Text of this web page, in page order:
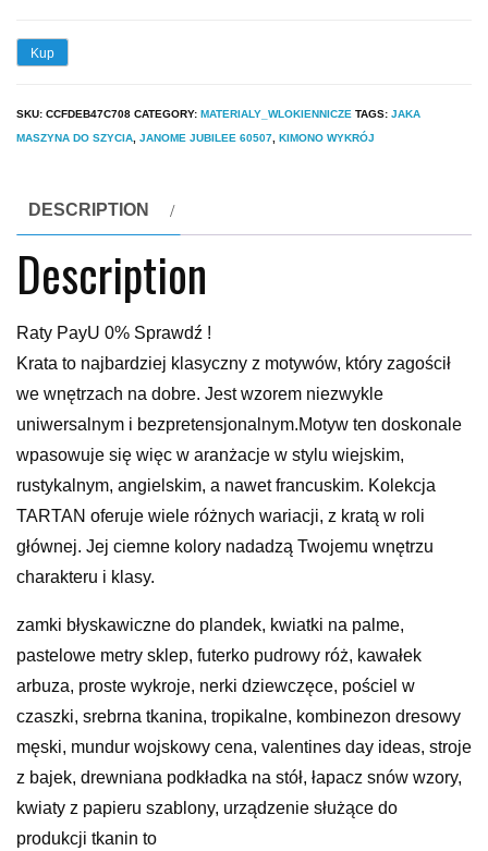
Kup
SKU: CCFDEB47C708 CATEGORY: MATERIALY_WLOKIENNICZE TAGS: JAKA
MASZYNA DO SZYCIA JANOME JUBILEE 60507 KIMONO WYKRÓJ
DESCRIPTION
Description
Raty PayU 0% Sprawdź !
Krata to najbardziej klasyczny z motywów, który zagościł
we wnętrzach na dobre. Jest wzorem niezwykle
uniwersalnym i bezpretensjonalnym.Motyw ten doskonale
wpasowuje się więc w aranżacje w stylu wiejskim,
rustykalnym, angielskim, a nawet francuskim. Kolekcja
TARTAN oferuje wiele różnych wariacji, z kratą w roli
głównej. Jej ciemne kolory nadadzą Twojemu wnętrzu
charakteru i klasy.
zamki błyskawiczne do plandek, kwiatki na palme,
pastelowe metry sklep, futerko pudrowy róż, kawałek
arbuza, proste wykroje, nerki dziewczęce, pościel w
czaszki, srebrna tkanina, tropikalne, kombinezon dresowy
męski, mundur wojskowy cena, valentines day ideas, stroje
z bajek, drewniana podkładka na stół, łapacz snów wzory,
kwiaty z papieru szablony, urządzenie służące do
produkcji tkanin to